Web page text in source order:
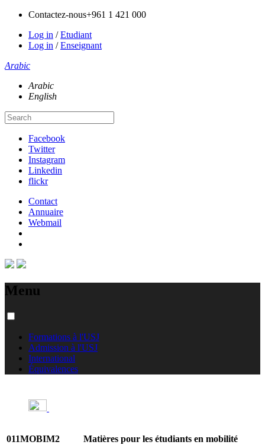
Contactez-nous+961 1 421 000
Log in /Etudiant
Log in /Enseignant
Arabic
Arabic
English
Facebook
Twitter
Instagram
Linkedin
flickr
Contact
Annuaire
Webmail
Menu
Formations à l'USJ
Admission à l'USJ
International
Équivalences
011MOBIM2 Matières pour les étudiants en mobilité